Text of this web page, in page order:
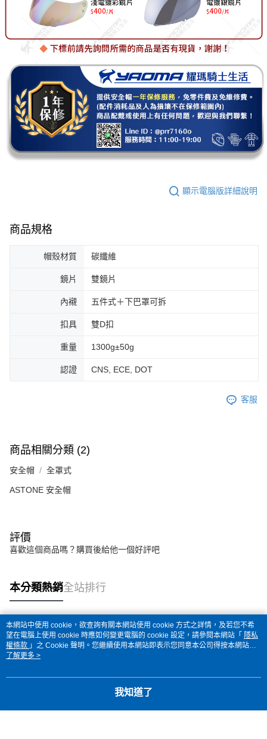
顯示電腦版詳細說明
商品規格
帽殼材質 碳纖維
鏡片 雙鏡片
內襯 五件式＋下巴罩可拆
扣具 雙D扣
重量 1300g±50g
認證 CNS, ECE, DOT
客服
商品相關分類 (2)
安全帽 全罩式
ASTONE 安全帽
評價
喜歡這個商品嗎？購買後給他一個好評吧
本分類熱銷全站排行
熱門標籤
本網站中使用 cookie，欲查詢有關本網站使用 cookie 方式之詳情，及若您不希
望在電腦上使用 cookie 時應如何變更電腦的 cookie 設定，請參閱本網站「 隱私
權條款 」之 Cookie 聲明。您繼續使用本網站即表示您同意本公司得按本網站使
用條款之 Cookie 聲明使用 cookie。
了解更多 >
我知道了